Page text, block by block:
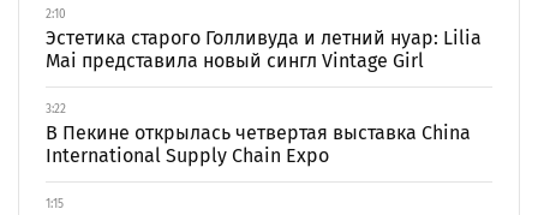
2:10
Эстетика старого Голливуда и летний нуар: Lilia
Mai представила новый сингл Vintage Girl
3:22
В Пекине открылась четвертая выставка China
International Supply Chain Expo
1:15